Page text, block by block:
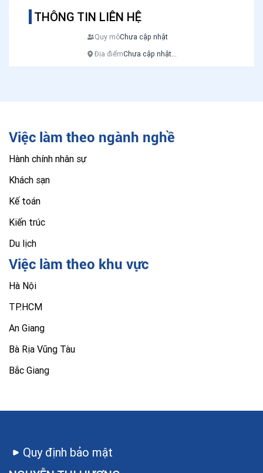
THÔNG TIN LIÊN HỆ
Quy môChưa cập nhật
Địa điểmChưa cập nhật...
Việc làm theo ngành nghề
Hành chính nhân sự
Khách sạn
Kế toán
Kiến trúc
Du lịch
Việc làm theo khu vực
Hà Nội
TP.HCM
An Giang
Bà Rịa Vũng Tàu
Bắc Giang
Quy định bảo mật